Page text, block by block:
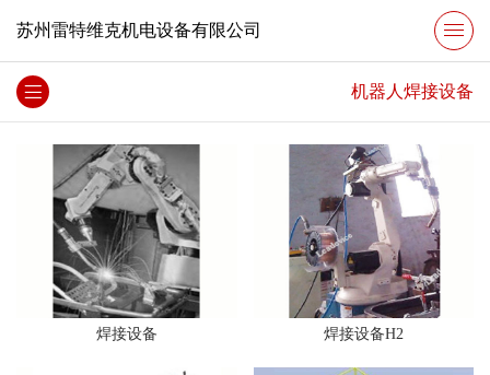
苏州雷特维克机电设备有限公司
机器人焊接设备
焊接设备 焊接设备H2